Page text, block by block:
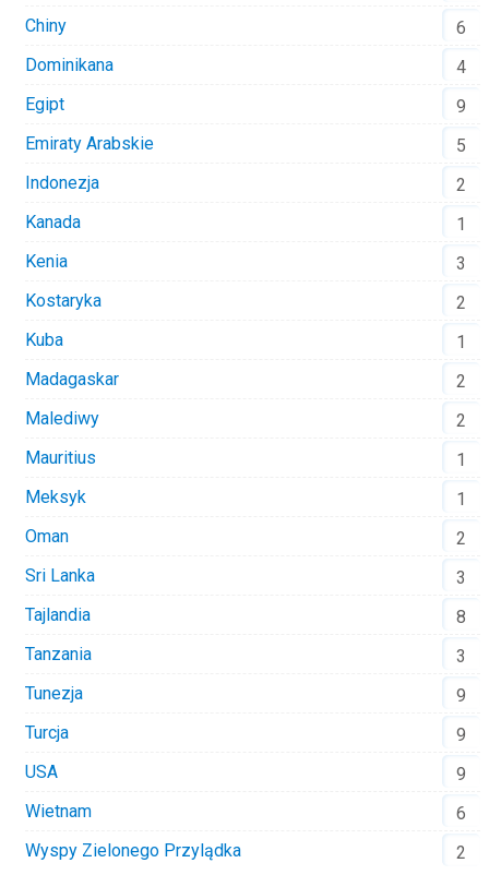
Chiny
6
Dominikana
4
Egipt
9
Emiraty Arabskie
5
Indonezja
2
Kanada
1
Kenia
3
Kostaryka
2
Kuba
1
Madagaskar
2
Malediwy
2
Mauritius
1
Meksyk
1
Oman
2
Sri Lanka
3
Tajlandia
8
Tanzania
3
Tunezja
9
Turcja
9
USA
9
Wietnam
6
Wyspy Zielonego Przylądka
2